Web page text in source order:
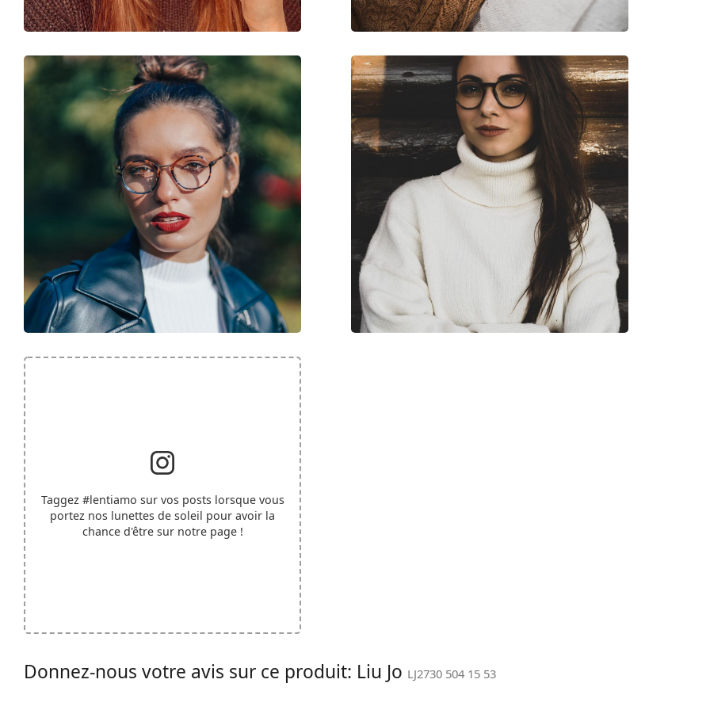
Code:
LJ2730 504 15 53
Taggez #lentiamo sur vos posts lorsque vous
portez nos lunettes de soleil pour avoir la
chance d'être sur notre page !
Donnez-nous votre avis sur ce produit: Liu Jo LJ2730 504 15 53